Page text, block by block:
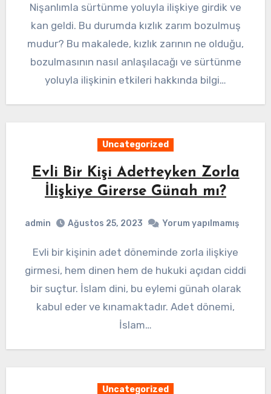
Nişanlımla sürtünme yoluyla ilişkiye girdik ve
kan geldi. Bu durumda kızlık zarım bozulmuş
mudur? Bu makalede, kızlık zarının ne olduğu,
bozulmasının nasıl anlaşılacağı ve sürtünme
yoluyla ilişkinin etkileri hakkında bilgi…
Uncategorized
Evli Bir Kişi Adetteyken Zorla
İlişkiye Girerse Günah mı?
admin Ağustos 25, 2023 Yorum yapılmamış
Evli bir kişinin adet döneminde zorla ilişkiye
girmesi, hem dinen hem de hukuki açıdan ciddi
bir suçtur. İslam dini, bu eylemi günah olarak
kabul eder ve kınamaktadır. Adet dönemi,
İslam…
Uncategorized